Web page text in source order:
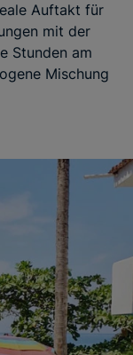
Auftakt für
mit der
Stunden am
Mischung